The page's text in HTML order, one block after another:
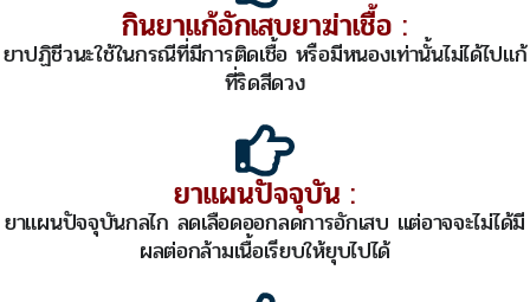
กินยาแก้อักเสบยาฆ่าเชื้อ :
ยาปฏิชีวนะใช้ในกรณีที่มีการติดเชื้อ หรือมีหนองเท่านั้นไม่ได้ไปแก้
ที่ริดสีดวง
ยาแผนปัจจุบัน :
ยาแผนปัจจุบันกลไก ลดเลือดออกลดการอักเสบ แต่อาจจะไม่ได้มี
ผลต่อกล้ามเนื้อเรียบให้ยุบไปได้